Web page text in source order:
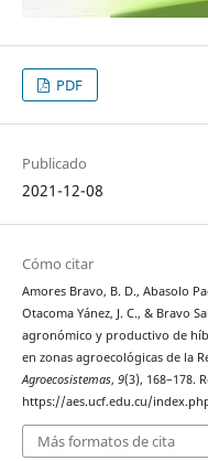
PDF
Publicado
2021-12-08
Cómo citar
Amores Bravo, B. D., Abasolo
Otacoma Yánez, J. C., & Bravo
agronómico y productivo de
en zonas agroecológicas de la
Agroecosistemas, 9(3), 168–178.
https://aes.ucf.edu.cu/
Más formatos de cita